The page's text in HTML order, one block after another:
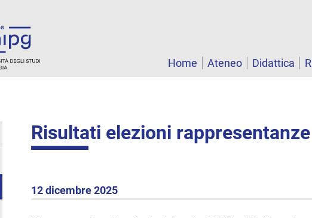
Home
Ateneo Didattica
Risultati elezioni
12 dicembre 2025